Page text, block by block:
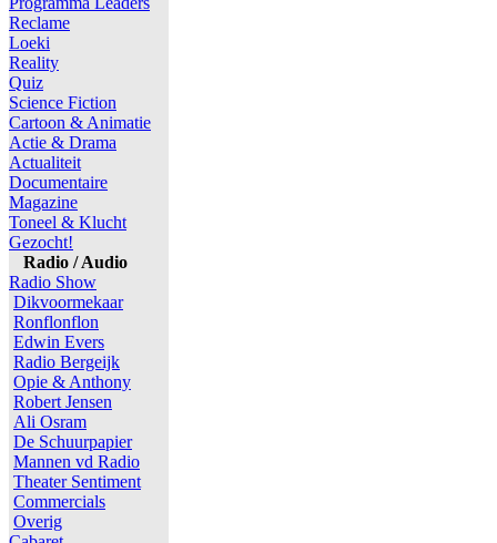
Reclame
Loeki
Reality
Quiz
Science Fiction
Cartoon & Animatie
Actie & Drama
Actualiteit
Documentaire
Magazine
Toneel & Klucht
Gezocht!
Radio / Audio
Radio Show
Dikvoormekaar
Ronflonflon
Edwin Evers
Radio Bergeijk
Opie & Anthony
Robert Jensen
Ali Osram
De Schuurpapier
Mannen vd Radio
Theater Sentiment
Commercials
Overig